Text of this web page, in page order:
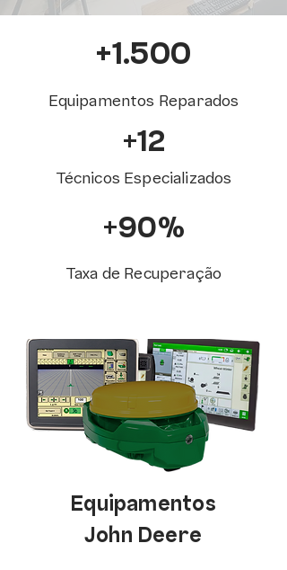
+1.500
Equipamentos Reparados
+12
Técnicos Especializados
+90%
Taxa de Recuperação
Equipamentos
John Deere